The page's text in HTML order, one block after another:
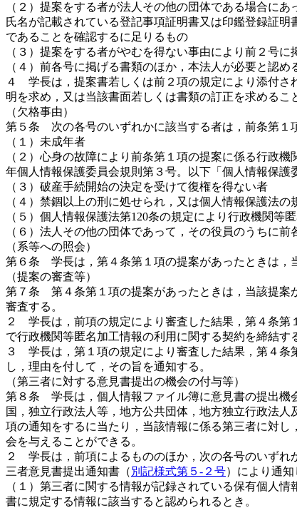
（２）提案をする者が法人その他の団体である場合に
氏名が記載されている登記事項証明書又は印鑑登録証
であることを確認するに足りるもの
（３）提案をする者がやむを得ない事由により前２号
（４）前各号に掲げる書類のほか，本法人が必要と認め
４ 学長は，提案書若しくは前２項の規定により添付さ
明を求め，又は当該書面若しくは書類の訂正を求めるこ
（欠格事由）
第５条 次の各号のいずれかに該当する者は，前条第１
（１）未成年者
（２）心身の故障により前条第１項の提案に係る行政
年個人情報保護委員会規則第３号。以下「個人情報保
（３）破産手続開始の決定を受けて復権を得ない者
（４）禁錮以上の刑に処せられ，又は個人情報保護法
（５）個人情報保護法第120条の規定により行政機関
（６）法人その他の団体であって，その役員のうちに
（系等への照会）
第６条 学長は，第４条第１項の提案があったときは，
（提案の審査等）
第７条 第４条第１項の提案があったときは，当該提案
審査する。
２ 学長は，前項の規定により審査した結果，第４条第
で行政機関等匿名加工情報の利用に関する契約を締結す
３ 学長は，第１項の規定により審査した結果，第４条
し，理由を付して，その旨を通知する。
（第三者に対する意見書提出の機会の付与等）
第８条 学長は，個人情報ファイル簿に意見書の提出機
国，独立行政法人等，地方公共団体，地方独立行政法
項の通知をするに当たり，当該情報に係る第三者に対
会を与えることができる。
２ 学長は，前項によるもののほか，次の各号のいずれ
三者意見書提出通知書（ 別記様式第５-２号）により通
（１）第三者に関する情報が記録されている保有個人
書に規定する情報に該当すると認められるとき。